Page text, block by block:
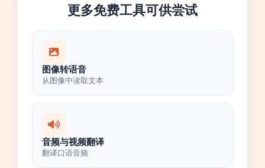
更多免费工具可供尝试
图像转语音
从图像中读取文本
音频与视频翻译
翻译口语音频